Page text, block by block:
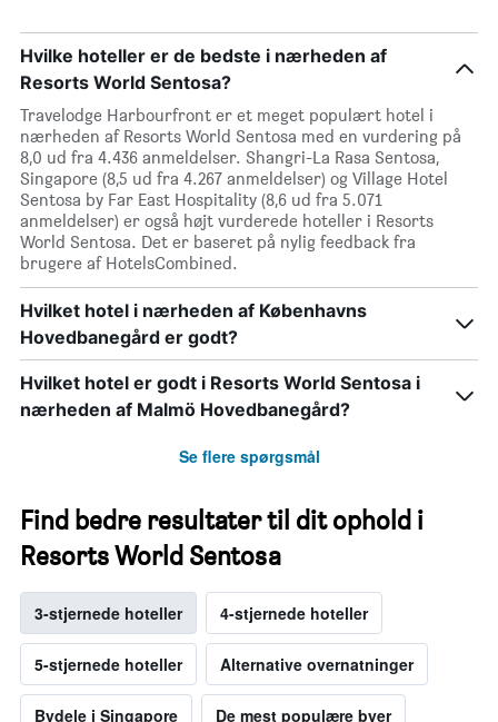
Hvilke hoteller er de bedste i nærheden af
Resorts World Sentosa?
Travelodge Harbourfront er et meget populært hotel i
nærheden af Resorts World Sentosa med en vurdering på
8,0 ud fra 4.436 anmeldelser. Shangri-La Rasa Sentosa,
Singapore (8,5 ud fra 4.267 anmeldelser) og Village Hotel
Sentosa by Far East Hospitality (8,6 ud fra 5.071
anmeldelser) er også højt vurderede hoteller i Resorts
World Sentosa. Det er baseret på nylig feedback fra
brugere af HotelsCombined.
Hvilket hotel i nærheden af Københavns
Hovedbanegård er godt?
Hvilket hotel er godt i Resorts World Sentosa i
nærheden af Malmö Hovedbanegård?
Se flere spørgsmål
Find bedre resultater til dit ophold i
Resorts World Sentosa
3-stjernede hoteller 4-stjernede hoteller
5-stjernede hoteller Alternative overnatninger
Bydele i Singapore De mest populære byer